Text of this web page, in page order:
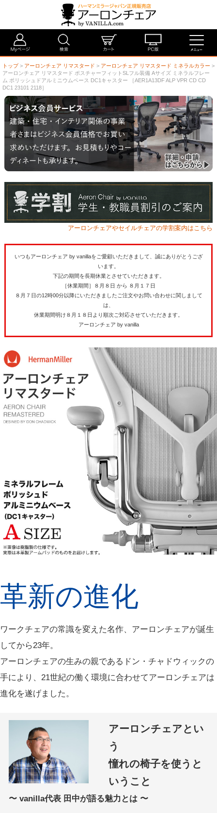
トップ> アーロンチェア リマスタード > アーロンチェア リマスタード ミネラルカラー >
アーロンチェア リマスタード ポスチャーフィットSLフル装備 Aサイズ ミネラルフレー
ム ポリッシュドアルミニウムベース DC1キャスター ［AER1A13DF ALP VPR CD CD
DC1 23101 2118］
アーロンチェアやセイルチェアの学割案内はこちら
いつもアーロンチェア by vanillaをご愛顧いただきまして、誠にありがとうござ
います。
下記の期間を長期休業とさせていただきます。
［休業期間］８月８日 から ８月１７日
８月７日の12時00分以降にいただきましたご注文やお問い合わせに関しまして
は、
休業期間明け８月１８日より順次ご対応させていただきます。
アーロンチェア by vanilla
革新の進化
ワークチェアの常識を変えた名作、アーロンチェアが誕生
してから23年。
アーロンチェアの生みの親であるドン・チャドウィックの
手により、21世紀の働く環境に合わせてアーロンチェアは
進化を遂げました。
アーロンチェアとい
う
憧れの椅子を使うと
いうこと
〜 vanilla代表 田中が語る魅力とは 〜